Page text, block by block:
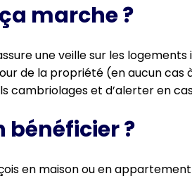
marche ?
une veille sur les
de la propriété (en aucun cas
cambriolages et d’alerter en
bénéficier ?
en maison ou en appartement